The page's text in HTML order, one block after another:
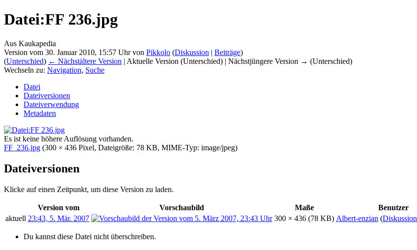
Datei:FF 236.jpg
Aus Kaukapedia
Version vom 30. Januar 2010, 15:57 Uhr von Pikkolo (Diskussion | Beiträge)
(Unterschied) ← Nächstältere Version | Aktuelle Version (Unterschied) | Nächstjüngere Version → (Unterschied)
Wechseln zu: Navigation, Suche
Datei
Dateiversionen
Dateiverwendung
Metadaten
Es ist keine höhere Auflösung vorhanden.
FF_236.jpg (300 × 436 Pixel, Dateigröße: 78 KB, MIME-Typ: image/jpeg)
Dateiversionen
Klicke auf einen Zeitpunkt, um diese Version zu laden.
Version vom Vorschaubild Maße Benutzer
aktuell 23:43, 5. Mär. 2007 300 × 436 (78 KB) Albert-enzian (Diskussion
Du kannst diese Datei nicht überschreiben.